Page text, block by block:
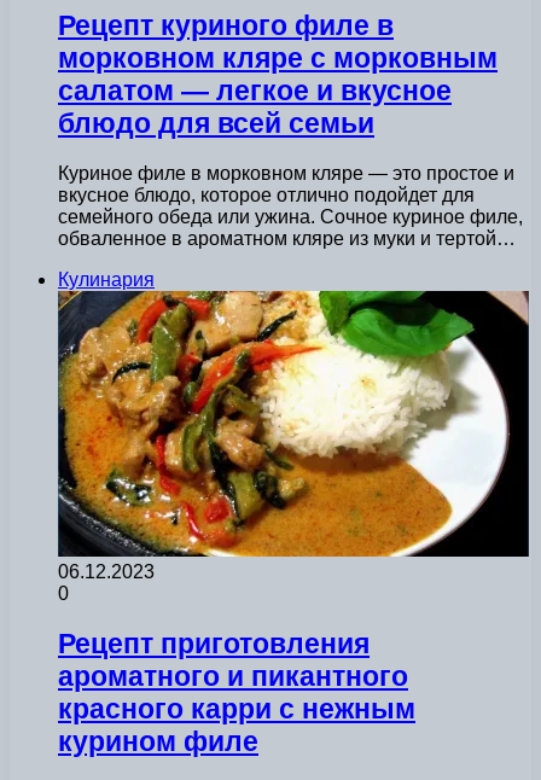
Рецепт куриного филе в
морковном кляре с морковным
салатом — легкое и вкусное
блюдо для всей семьи
Куриное филе в морковном кляре — это простое и
вкусное блюдо, которое отлично подойдет для
семейного обеда или ужина. Сочное куриное филе,
обваленное в ароматном кляре из муки и тертой…
Кулинария
06.12.2023
0
Рецепт приготовления
ароматного и пикантного
красного карри с нежным
курином филе